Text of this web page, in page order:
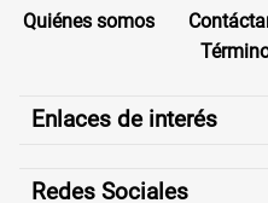
Quiénes somos
Enlaces de interés
Redes Sociales